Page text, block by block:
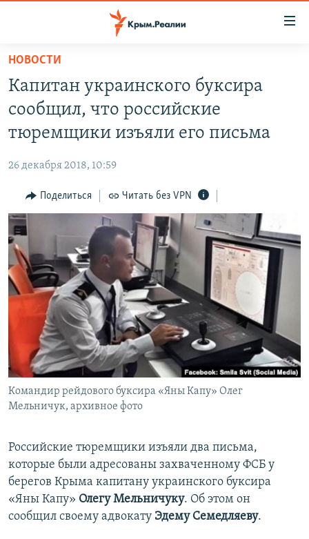
Вернуться
основному
содержанию
главной
навигации
Вернутся
поиску
СПЕЦПРОЕКТЫ
11 ЛЕТ ОККУПАЦИИ КРЫМА. 11 ИСТОРИЙ СОПРОТИВЛЕНИЯ
ЕЩЕ
ИНТЕРАКТИВ
ИНФОГРАФИКА
ТЕЛЕПРОЕКТ КРЫМ.РЕАЛИИ
СОВЕТЫ ПРАВОЗАЩИТНИКОВ
ПРОПАВШИЕ БЕЗ ВЕСТИ
ПОБЕДИТЕЛЕЙ НЕ СУДЯТ?
КРЫМ.НЕПОКОРЕННЫЙ
ELIFBE
УКРАИНСКАЯ ПРОБЛЕМА КРЫМА
РАДІО СВОБОДА
КАК ОБОЙТИ БЛОКИРОВКУ
Українською
Qırımtatar
ПРИСОЕДИНЯЙТЕСЬ!
Все сайты RFE/RL
НОВОСТИ
Капитан украинского буксира
сообщил, что российские
тюремщики изъяли его письма
26 декабря 2018, 10:59
Поделиться Читать без VPN
Командир рейдового буксира «Яны Капу» Олег
Мельничук, архивное фото
Российские тюремщики изъяли два письма,
которые были адресованы захваченному ФСБ у
берегов Крыма капитану украинского буксира
«Яны Капу» Олегу Мельничуку. Об этом он
сообщил своему адвокату Эдему Семедляеву.